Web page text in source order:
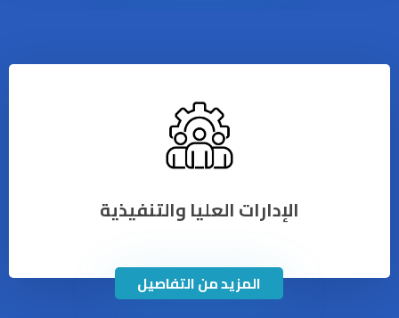
الإدارات العليا والتنفيذية
المزيد من التفاصيل